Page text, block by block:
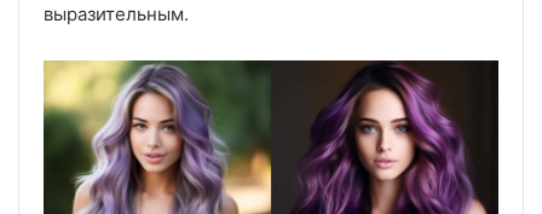
выразительным.